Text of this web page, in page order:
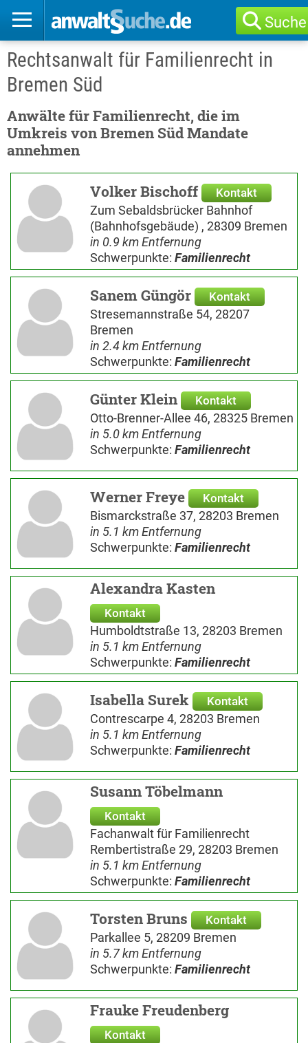
Suche
Rechtsanwalt für Familienrecht in
Bremen Süd
Anwälte für Familienrecht, die im
Umkreis von Bremen Süd Mandate
annehmen
Volker Bischoff Kontakt
Zum Sebaldsbrücker Bahnhof
(Bahnhofsgebäude) , 28309 Bremen
in 0.9 km Entfernung
Schwerpunkte: Familienrecht
Sanem Güngör Kontakt
Stresemannstraße 54, 28207
Bremen
in 2.4 km Entfernung
Schwerpunkte: Familienrecht
Günter Klein Kontakt
Otto-Brenner-Allee 46, 28325 Bremen
in 5.0 km Entfernung
Schwerpunkte: Familienrecht
Werner Freye Kontakt
Bismarckstraße 37, 28203 Bremen
in 5.1 km Entfernung
Schwerpunkte: Familienrecht
Alexandra Kasten
Kontakt
Humboldtstraße 13, 28203 Bremen
in 5.1 km Entfernung
Schwerpunkte: Familienrecht
Isabella Surek Kontakt
Contrescarpe 4, 28203 Bremen
in 5.1 km Entfernung
Schwerpunkte: Familienrecht
Susann Töbelmann
Kontakt
Fachanwalt für Familienrecht
Rembertistraße 29, 28203 Bremen
in 5.1 km Entfernung
Schwerpunkte: Familienrecht
Torsten Bruns Kontakt
Parkallee 5, 28209 Bremen
in 5.7 km Entfernung
Schwerpunkte: Familienrecht
Frauke Freudenberg
Kontakt